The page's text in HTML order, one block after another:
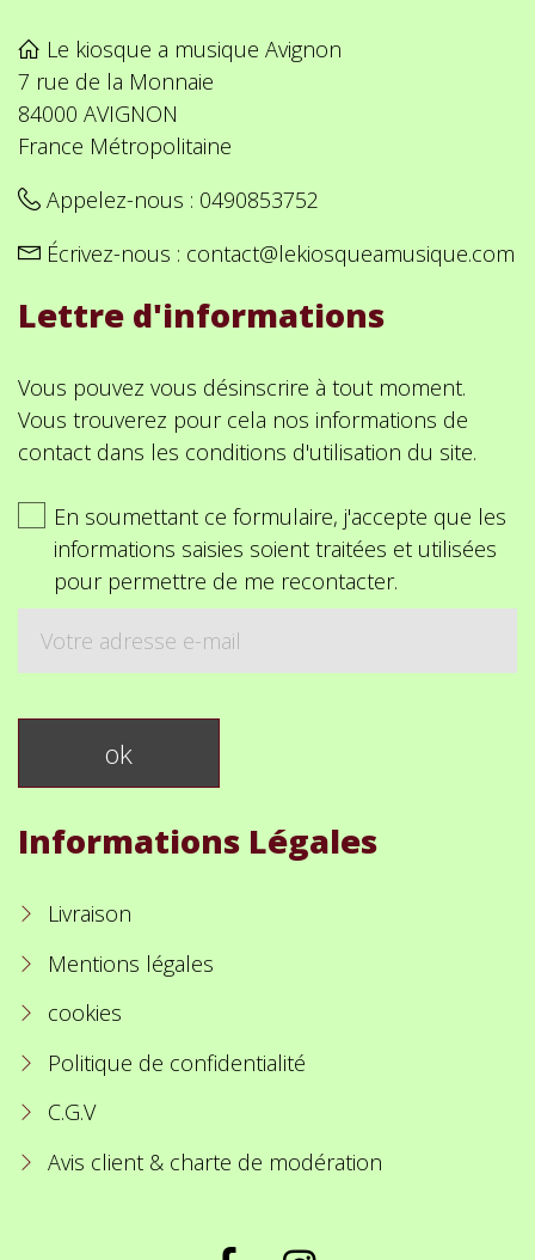
Le kiosque a musique Avignon
7 rue de la Monnaie
84000 AVIGNON
France Métropolitaine
Appelez-nous : 0490853752
Écrivez-nous : contact@lekiosqueamusique.com
Lettre d'informations
Vous pouvez vous désinscrire à tout moment.
Vous trouverez pour cela nos informations de
contact dans les conditions d'utilisation du site.
En soumettant ce formulaire, j'accepte que les
informations saisies soient traitées et utilisées
pour permettre de me recontacter.
Informations Légales
Livraison
Mentions légales
cookies
Politique de confidentialité
C.G.V
Avis client & charte de modération